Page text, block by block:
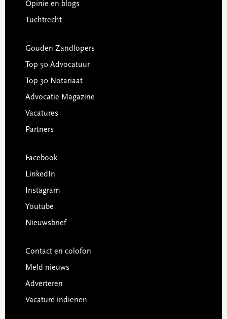
Opinie en blogs
Tuchtrecht
Gouden Zandlopers
Top 50 Advocatuur
Top 30 Notariaat
Advocatie Magazine
Vacatures
Partners
Facebook
LinkedIn
Instagram
Youtube
Nieuwsbrief
Contact en colofon
Meld nieuws
Adverteren
Vacature indienen